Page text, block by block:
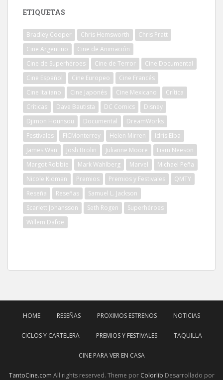
ETIQUETAS
Bradley Cooper Chris Hemsworth
Chris Pratt
Cine Argentino
Cine de Animación
Cine de Superhéroes
Cine de Terror
Cine Documental
Cine Español
Cine Europeo
Cine Francés
Cine Italiano
Cine Japonés Cine Mexicano
Crítica
Críticas
Dave Bautista DC Comics
Disney
Djimon Hounsou
Documental
DreamWorks
Festivales
FICMonterrey Helen Mirren
Idris Elba
James Wan
Josh Brolin Julianne Moore
Liam Neeson
Margot Robbie
Mark Wahlberg Marvel
Michael Peña
Nicole Kidman
Premios Premios y Festivales
QMTY
Reseña
Reseñas
Samuel L. Jackson
Scarlett Johansson
Seth Rogen
Superhéroes
Willem Dafoe
HOME RESEÑAS PROXIMOS ESTRENOS NOTICIAS
CICLOS Y CARTELERA PREMIOS Y FESTIVALES TAQUILLA
CINE PARA VER EN CASA
TantoCine.com All rights reserved. Theme por Colorlib Desarrollado por